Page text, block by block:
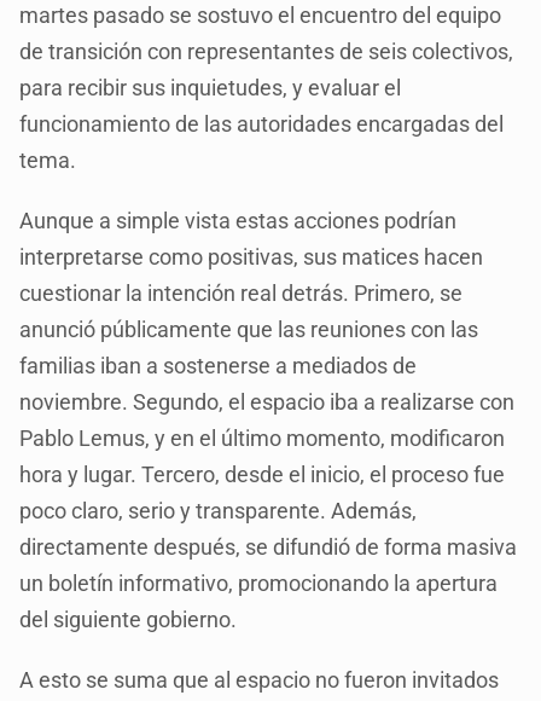
martes pasado se sostuvo el encuentro del equipo
de transición con representantes de seis colectivos,
para recibir sus inquietudes, y evaluar el
funcionamiento de las autoridades encargadas del
tema.
Aunque a simple vista estas acciones podrían
interpretarse como positivas, sus matices hacen
cuestionar la intención real detrás. Primero, se
anunció públicamente que las reuniones con las
familias iban a sostenerse a mediados de
noviembre. Segundo, el espacio iba a realizarse con
Pablo Lemus, y en el último momento, modificaron
hora y lugar. Tercero, desde el inicio, el proceso fue
poco claro, serio y transparente. Además,
directamente después, se difundió de forma masiva
un boletín informativo, promocionando la apertura
del siguiente gobierno.
A esto se suma que al espacio no fueron invitados